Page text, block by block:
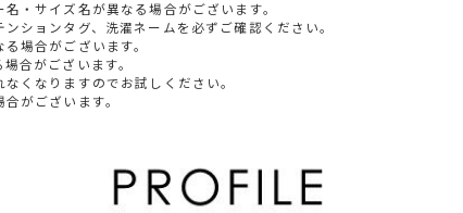
・サイズ名が異なる場合がございます。
ションタグ、洗濯ネームを必ずご確認ください。
場合がございます。
合がございます。
くなりますのでお試しください。
がございます。